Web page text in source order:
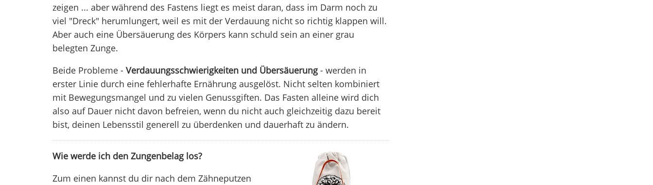
zeigen ... aber während des Fastens liegt es meist daran, dass im Darm noch zu
viel "Dreck" herumlungert, weil es mit der Verdauung nicht so richtig klappen will.
Aber auch eine Übersäuerung des Körpers kann schuld sein an einer grau
belegten Zunge.
Beide Probleme - Verdauungsschwierigkeiten und Übersäuerung- werden in
erster Linie durch eine fehlerhafte Ernährung ausgelöst. Nicht selten kombiniert
mit Bewegungsmangel und zu vielen Genussgiften. Das Fasten alleine wird dich
also auf Dauer nicht davon befreien, wenn du nicht auch gleichzeitig dazu bereit
bist, deinen Lebensstil generell zu überdenken und dauerhaft zu ändern.
Wie werde ich den Zungenbelag los?
Zum einen kannst du dir nach dem Zähneputzen